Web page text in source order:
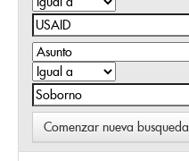
Comenzar nueva busqueda